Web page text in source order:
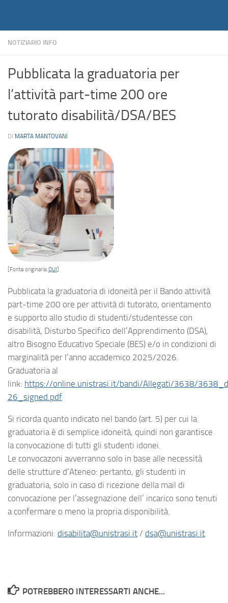
NOTIZIARIO INFO
Pubblicata la graduatoria per
l’attività part-time 200 ore
tutorato disabilità/DSA/BES
DI MARTA MANTOVANI
[Fonte originaria:QUI]
Pubblicata la graduatoria di idoneità per il Bando attività
part-time 200 ore per attività di tutorato, orientamento
e supporto allo studio di studenti/studentesse con
disabilità, Disturbo Specifico dell’Apprendimento (DSA),
altro Bisogno Educativo Speciale (BES) e/o in condizioni di
marginalità per l’anno accademico 2025/2026.
Graduatoria al
link: https://online.unistrasi.it/bandi/Allegati/3638/
26_signed.pdf
Si ricorda quanto indicato nel bando (art. 5) per cui la
graduatoria è di semplice idoneità, quindi non garantisce
la convocazione di tutti gli studenti idonei.
Le convocazoni avverranno solo in base alle necessità
delle strutture d’Ateneo: pertanto, gli studenti in
graduatoria, solo in caso di ricezione della mail di
convocazione per l’assegnazione dell’ incarico sono tenuti
a confermare o meno la propria disponibilità.
Informazioni: disabilita@unistrasi.it / dsa@unistrasi.it
POTREBBERO INTERESSARTI ANCHE...